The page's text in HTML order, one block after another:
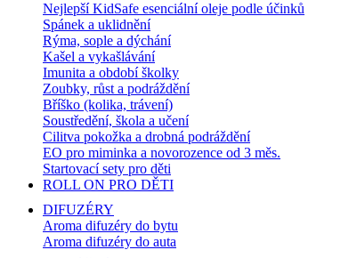
Nejlepší KidSafe esenciální oleje podle účinků
Spánek a uklidnění
Rýma, sople a dýchání
Kašel a vykašlávání
Imunita a období školky
Zoubky, růst a podráždění
Bříško (kolika, trávení)
Soustředění, škola a učení
Cilitva pokožka a drobná podráždění
EO pro miminka a novorozence od 3 měs.
Startovací sety pro děti
ROLL ON PRO DĚTI
DIFUZÉRY
Aroma difuzéry do bytu
Aroma difuzéry do auta